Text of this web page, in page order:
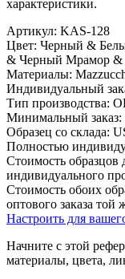
характеристики.
Артикул: KAS-128
Цвет: Черный &
& Черный Мрамор &
Материалы:
Индивидуальный
Тип производства:
Минимальный заказ:
Образец со склада:
Полностью
Стоимость образцов
индивидуального
Стоимость обоих
оптового заказа той
Настроить для
Начните с этой
материалы, цвета,